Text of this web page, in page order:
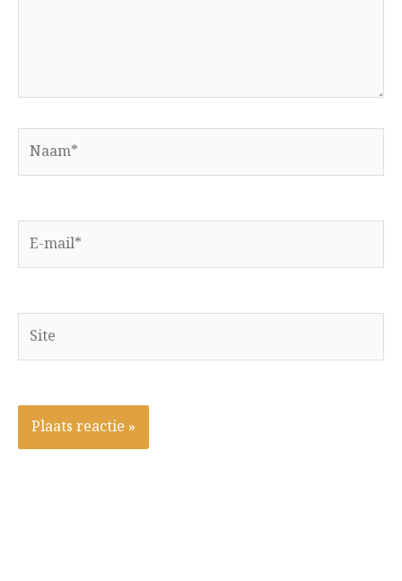
Naam*
E-
Site